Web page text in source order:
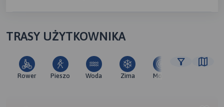
TRASY UŻYTKOWNIKA
Rower Pieszo Woda Zima Moto